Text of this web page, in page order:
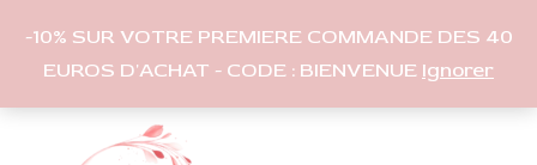
-10% SUR VOTRE PREMIERE COMMANDE DES 40
EUROS D'ACHAT - CODE : BIENVENUE Ignorer
Aller